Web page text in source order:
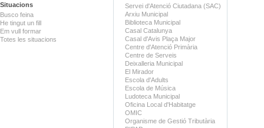
Situacions
Busco feina
He tingut un fill
Em vull formar
Totes les situacions
Servei d'Atenció Ciutadana (SAC)
Arxiu Municipal
Biblioteca Municipal
Casal Catalunya
Casal d'Avis Plaça Major
Centre d'Atenció Primària
Centre de Serveis
Deixalleria Municipal
El Mirador
Escola d'Adults
Escola de Música
Ludoteca Municipal
Oficina Local d'Habitatge
OMIC
Organisme de Gestió Tributària